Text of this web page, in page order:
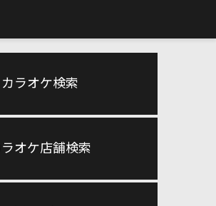
カラオケ検索
ラオケ店舗検索